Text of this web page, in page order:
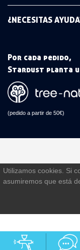
¿NECESITAS
Por cada pedido,
Stardust planta
(pedido a partir de 50€)
Utilizamos cookies. Si
asumiremos que está